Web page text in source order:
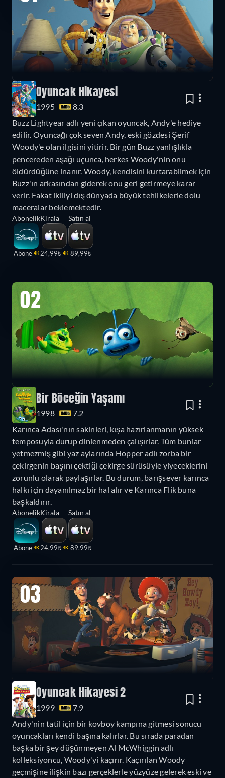
Oyuncak Hikayesi
1995
8.3
Buzz Lightyear adlı yeni çıkan oyuncak, Andy'e hediye
edilir. Oyuncağı çok seven Andy, eski gözdesi Şerif
Woody'e olan ilgisini yitirir. Bir gün Buzz yanlışlıkla
pencereden aşağı uçunca, herkes Woody'nin onu
öldürdüğüne inanır. Woody, kendisini kurtarabilmek için
Buzz'ın arkasından giderek onu geri getirmeye karar
verir. Fakat ikiliyi dış dünyada büyük tehlikelerle dolu
maceralar beklemektedir.
Abonelik
Abone 4K
Kirala
24,99₺ 4K
Satın al
89,99₺
02
Bir Böceğin Yaşamı
1998
7.2
Karınca Adası'nın sakinleri, kışa hazırlanmanın yüksek
temposuyla durup dinlenmeden çalışırlar. Tüm bunlar
yetmezmiş gibi yaz aylarında Hopper adlı zorba bir
çekirgenin başını çektiği çekirge sürüsüyle yiyeceklerini
zorunlu olarak paylaşırlar. Bu durum, barışsever karınca
halkı için dayanılmaz bir hal alır ve Karınca Flik buna
başkaldırır.
Abonelik
Abone 4K
Kirala
24,99₺ 4K
Satın al
89,99₺
03
Oyuncak Hikayesi 2
1999
7.9
Andy'nin tatil için bir kovboy kampına gitmesi sonucu
oyuncakları kendi başına kalırlar. Bu sırada paradan
başka bir şey düşünmeyen Al McWhiggin adlı
kolleksiyoncu, Woody'yi kaçırır. Kaçırılan Woody
geçmişine ilişkin bazı gerçeklerle yüzyüze gelerek eski ve